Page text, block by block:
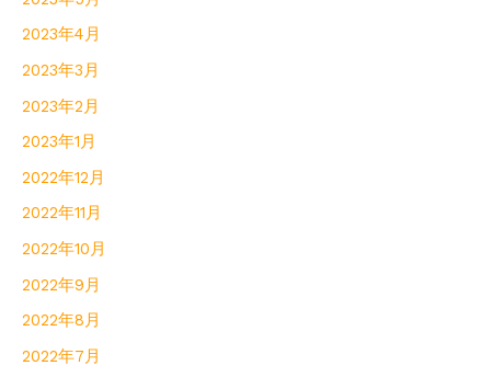
2023年4月
2023年3月
2023年2月
2023年1月
2022年12月
2022年11月
2022年10月
2022年9月
2022年8月
2022年7月